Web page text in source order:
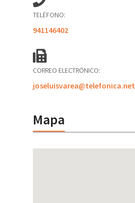
TELÉFONO:
941146402
CORREO ELECTRÓNICO:
joseluisvarea@telefonica.net
Mapa